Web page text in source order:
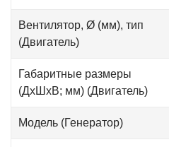
Вентилятор, Ø (мм), тип
(Двигатель)
Габаритные размеры
(ДxШxВ; мм) (Двигатель)
Модель (Генератор)